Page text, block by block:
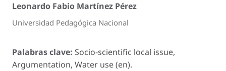
Leonardo Fabio Martínez Pérez
Universidad Pedagógica Nacional
Palabras clave: Socio-scientific local issue,
Argumentation, Water use (en).